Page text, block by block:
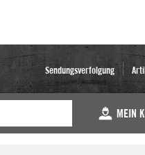
Sendungsverfolgung
MEIN